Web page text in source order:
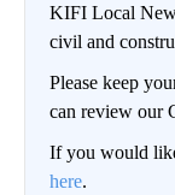
KIFI Local
civil and
Please keep
can review our
If you would
here.